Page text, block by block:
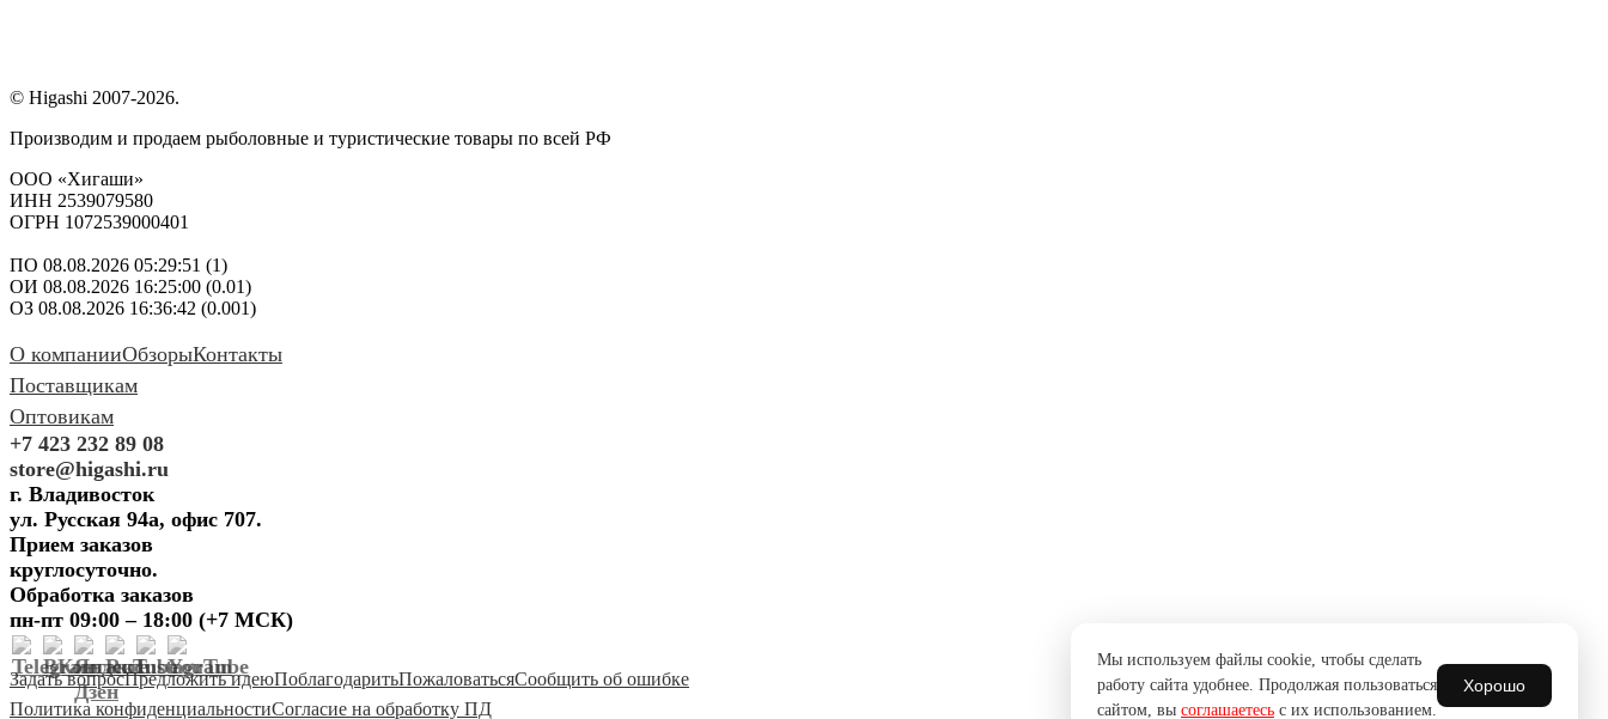
© Higashi 2007-2026.
Производим и продаем рыболовные и туристические товары по всей РФ
ООО «Хигаши»
ИНН 2539079580
ОГРН 1072539000401
ПО 08.08.2026 05:29:51 (1)
ОИ 08.08.2026 16:25:00 (0.01)
ОЗ 08.08.2026 16:36:42 (0.001)
О компанииОбзорыКонтакты
Поставщикам
Оптовикам
+7 423 232 89 08
store@higashi.ru
г. Владивосток
ул. Русская 94а, офис 707.
Прием заказов
круглосуточно.
Обработка заказов
пн-пт 09:00 – 18:00 (+7 МСК)
Задать вопросПредложить идеюПоблагодаритьПожаловатьсяСообщить об ошибке
Политика конфиденциальностиСогласие на обработку ПД
Мы используем файлы cookie, чтобы сделать
работу сайта удобнее. Продолжая пользоваться
сайтом, вы соглашаетесь с их использованием.
Хорошо